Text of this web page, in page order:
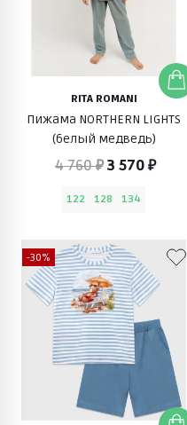
RITA ROMANI
Пижама NORTHERN LIGHTS
(белый медведь)
4 760 ₽3 570 ₽
122 128 134
-30%